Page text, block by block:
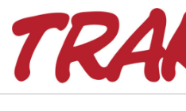
content